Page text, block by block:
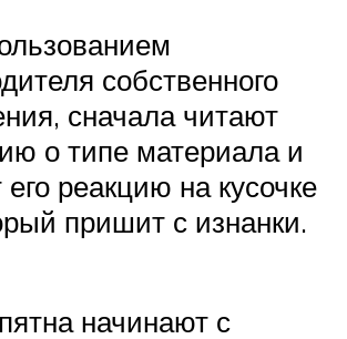
собственного
сначала читают
о типе материала и
реакцию на кусочке
пришит с изнанки.
начинают с